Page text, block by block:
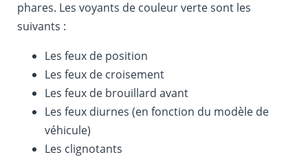
phares. Les voyants de couleur verte sont les
suivants :
Les feux de position
Les feux de croisement
Les feux de brouillard avant
Les feux diurnes (en fonction du modèle de
véhicule)
Les clignotants